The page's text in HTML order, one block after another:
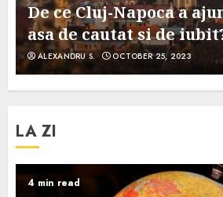
De ce Cluj-Napoca a
asa de cautat si de
ALEXANDRU S. OCTOBER 25, 2023
LA ZI
4 min read